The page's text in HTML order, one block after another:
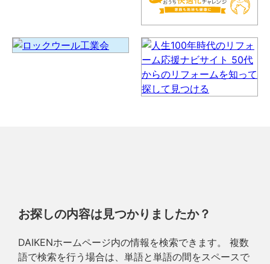
お探しの内容は見つかりましたか？
DAIKENホームページ内の情報を検索できます。 複数
語で検索を行う場合は、単語と単語の間をスペースで